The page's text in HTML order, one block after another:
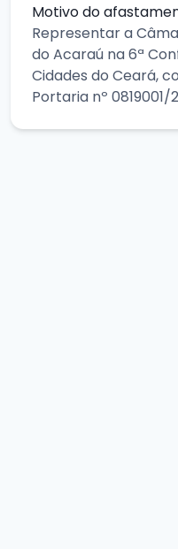
Motivo do
Representar a
do Acaraú na 6ª
Cidades do Ceará,
Portaria nº 0819001/